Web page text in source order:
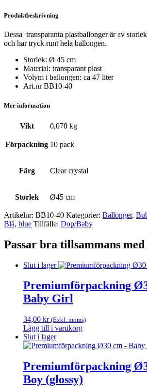
Produktbeskrivning
Dessa transparanta plastballonger är av
och har tryck runt hela ballongen.
Storlek: Ø 45 cm
Material: transparant plast
Volym i ballongen: ca 47 liter
Art.nr BB10-40
Mer information
Vikt 0,070 kg
Förpackning 10 pack
Färg Clear crystal
Storlek Ø45 cm
Artikelnr: BB10-40 Kategorier: Ballonger,
Blå, blue Tillfälle: Dop/Baby
Passar bra tillsammans med
Slut i lager
Premiumförpackning
Baby Girl
34,00 kr (Exkl. moms)
Lägg till i varukorg
Slut i lager
Premiumförpackning
Boy (glossy)